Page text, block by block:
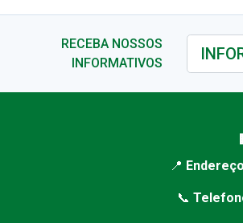
RECEBA NOSSOS
INFORMATIVOS
📍
📞